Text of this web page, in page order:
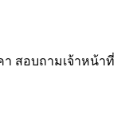
คา สอบถามเจ้าหน้าที่